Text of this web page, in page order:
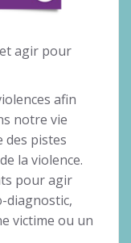
agir pour
afin
notre vie
des pistes
la violence.
pour agir
diagnostic,
victime ou un